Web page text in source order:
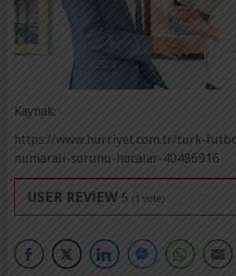
Kaynak:
https://www.hurriyet.com.tr/turk-
numarali-sorunu-hocalar-40486916
USER REVIEW 5 ( 1 vote)